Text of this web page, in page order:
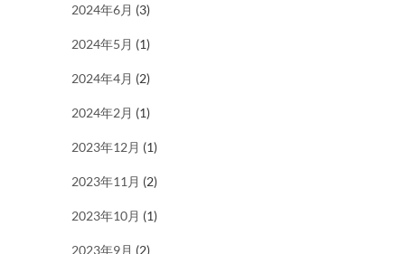
2024年6月 (3)
2024年5月 (1)
2024年4月 (2)
2024年2月 (1)
2023年12月 (1)
2023年11月 (2)
2023年10月 (1)
2023年9月 (2)